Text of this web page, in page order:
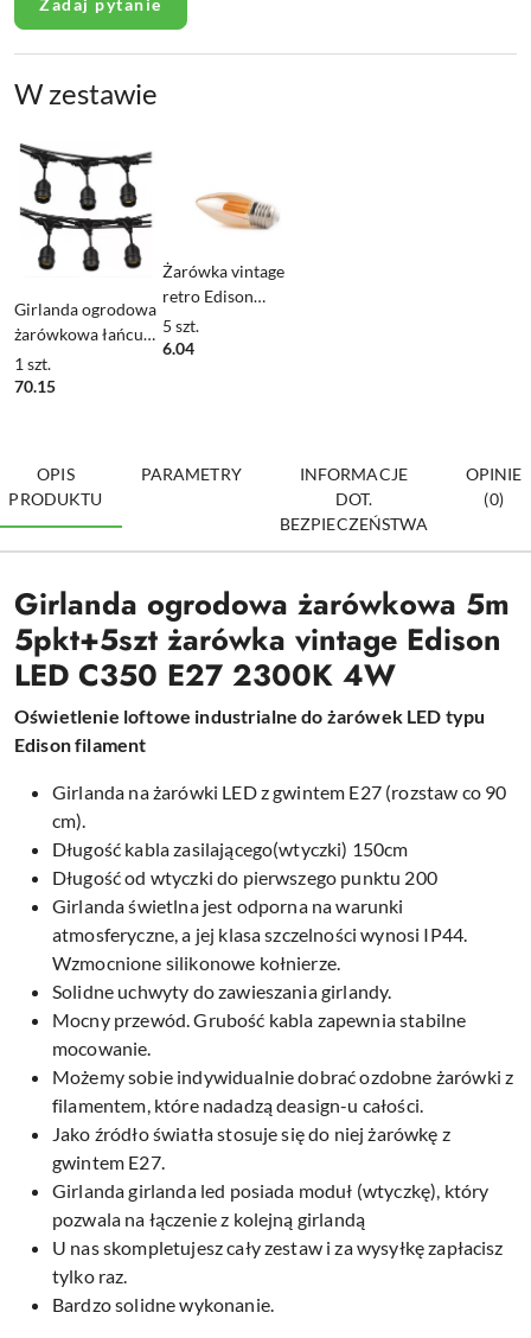
Zadaj pytanie
W zestawie
Girlanda ogrodowa
żarówkowa łańcuch
5m 5pkt oprawa do
żarówek E27
1 szt.
70.15
Żarówka vintage
retro Edison
Filament LED 4W
C350 E27 2300K
5 szt.
6.04
OPIS
PRODUKTU
PARAMETRY
INFORMACJE
DOT.
BEZPIECZEŃSTWA
OPINIE
(0)
Girlanda ogrodowa żarówkowa 5m
5pkt+5szt żarówka vintage Edison
LED C350 E27 2300K 4W
Oświetlenie loftowe industrialne do żarówek LED typu
Edison filament
Girlanda na żarówki LED z gwintem E27 (rozstaw co 90
cm).
Długość kabla zasilającego(wtyczki) 150cm
Długość od wtyczki do pierwszego punktu 200
Girlanda świetlna jest odporna na warunki
atmosferyczne, a jej klasa szczelności wynosi IP44.
Wzmocnione silikonowe kołnierze.
Solidne uchwyty do zawieszania girlandy.
Mocny przewód. Grubość kabla zapewnia stabilne
mocowanie.
Możemy sobie indywidualnie dobrać ozdobne żarówki z
filamentem, które nadadzą deasign-u całości.
Jako źródło światła stosuje się do niej żarówkę z
gwintem E27.
Girlanda girlanda led posiada moduł (wtyczkę), który
pozwala na łączenie z kolejną girlandą
U nas skompletujesz cały zestaw i za wysyłkę zapłacisz
tylko raz.
Bardzo solidne wykonanie.